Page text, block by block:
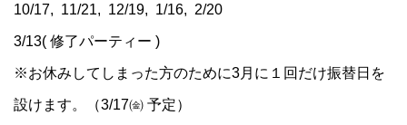
10/17, 11/21, 12/19, 1/16, 2/20
3/13( 修了パーティー )
※お休みしてしまった方のために3月に１回だけ振替日を
設けます。（3/17㈮ 予定）